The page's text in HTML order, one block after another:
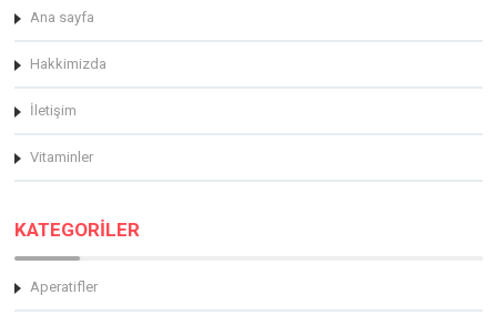
Ana sayfa
Hakkimizda
İletişim
Vitaminler
KATEGORİLER
Aperatifler